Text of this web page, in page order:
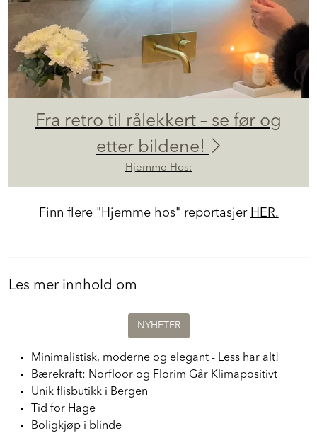
Fra retro til rålekkert – se før og
etter bildene!
Hjemme Hos:
Finn flere "Hjemme hos" reportasjer HER.
Les mer innhold om
NYHETER
Minimalistisk, moderne og elegant - Less har alt!
Bærekraft: Norfloor og Florim Går Klimapositivt
Unik flisbutikk i Bergen
Tid for Hage
Boligkjøp i blinde